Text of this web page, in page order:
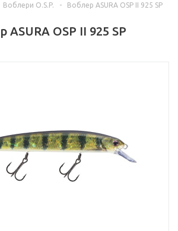
Воблери O.S.P. - Воблер ASURA OSP II 925 SP
ASURA OSP II 925 SP